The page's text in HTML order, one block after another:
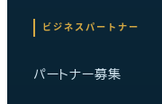
ビジネスパートナー
パートナー募集